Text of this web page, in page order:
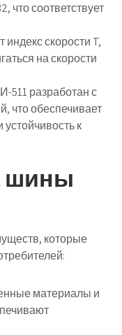
что соответствует
скорости T,
на скорости
511 разработан с
что обеспечивает
к
шины
которые
материалы и